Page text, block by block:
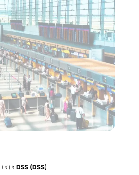
ڈاکار - ہوائی اڈے DSS (DSS)